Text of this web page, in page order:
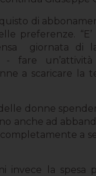
di
preferenze.
giornata di
- fare
a scaricare la
donne
anche ad
a
invece la spesa